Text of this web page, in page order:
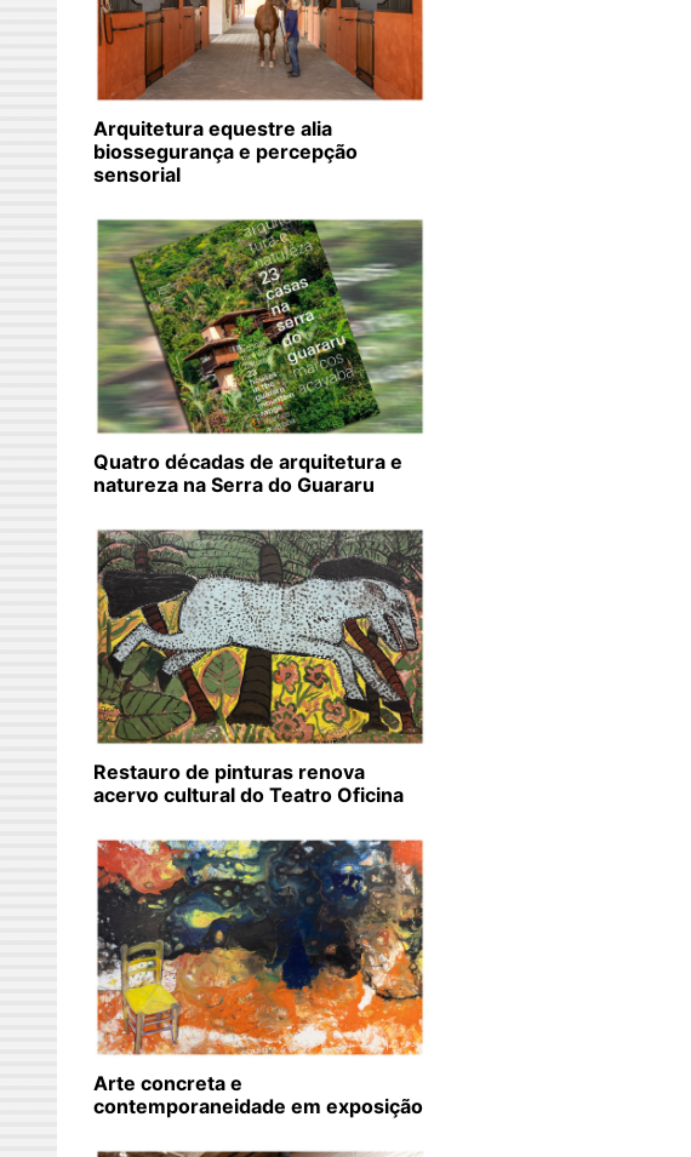
Arquitetura equestre alia
biossegurança e percepção
sensorial
Quatro décadas de arquitetura e
natureza na Serra do Guararu
Restauro de pinturas renova
acervo cultural do Teatro Oficina
Arte concreta e
contemporaneidade em exposição